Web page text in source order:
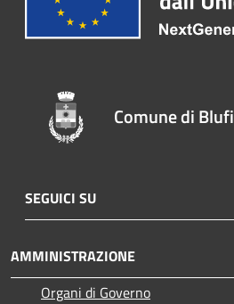
Comune di Blufi
SEGUICI SU
AMMINISTRAZIONE
Organi di Governo